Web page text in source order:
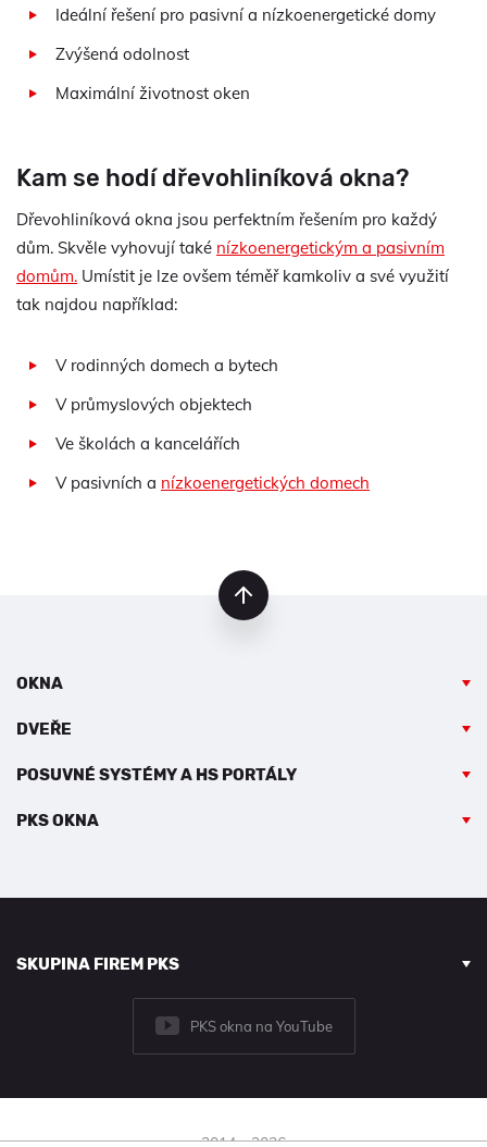
Ideální řešení pro pasivní a nízkoenergetické domy
Zvýšená odolnost
Maximální životnost oken
Kam se hodí dřevohliníková okna?
Dřevohliníková okna jsou perfektním řešením pro každý
dům. Skvěle vyhovují také nízkoenergetickým a pasivním
domům. Umístit je lze ovšem téměř kamkoliv a své využití
tak najdou například:
V rodinných domech a bytech
V průmyslových objektech
Ve školách a kancelářích
V pasivních a nízkoenergetických domech
OKNA
DVEŘE
POSUVNÉ SYSTÉMY A HS PORTÁLY
PKS OKNA
SKUPINA FIREM PKS
PKS okna na YouTube